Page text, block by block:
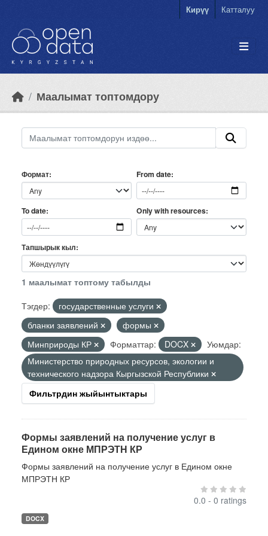
Кирүү Катталуу
Маалымат топтомдору
Формат From date
To date Only with resources
Тапшырык кыл
1 маалымат топтому табылды
Тэгдер:
государственные услуги
бланки заявлений
формы
Минприроды КР
Форматтар: DOCX
Уюмдар:
Министерство природных ресурсов, экологии и
технического надзора Кыргызской Республики
Фильтрдин жыйынтыктары
Формы заявлений на получение услуг в
Едином окне МПРЭТН КР
Формы заявлений на получение услуг в Едином окне
МПРЭТН КР
0.0 - 0 ratings
DOCX